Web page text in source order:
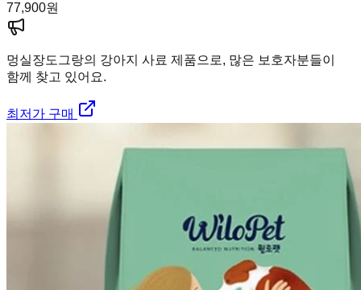
77,900원
멍실장도그랑의 강아지 사료 제품으로, 많은 보호자분들이
함께 찾고 있어요.
최저가 구매